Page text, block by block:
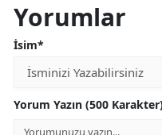
Yorumlar
İsim*
Yorum Yazın (500